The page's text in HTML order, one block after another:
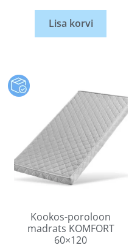
Lisa korvi
Kookos-poroloon
madrats KOMFORT
60×120